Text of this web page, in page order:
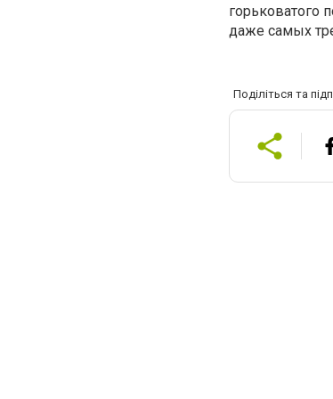
горьковатого
даже самых
Поділіться та